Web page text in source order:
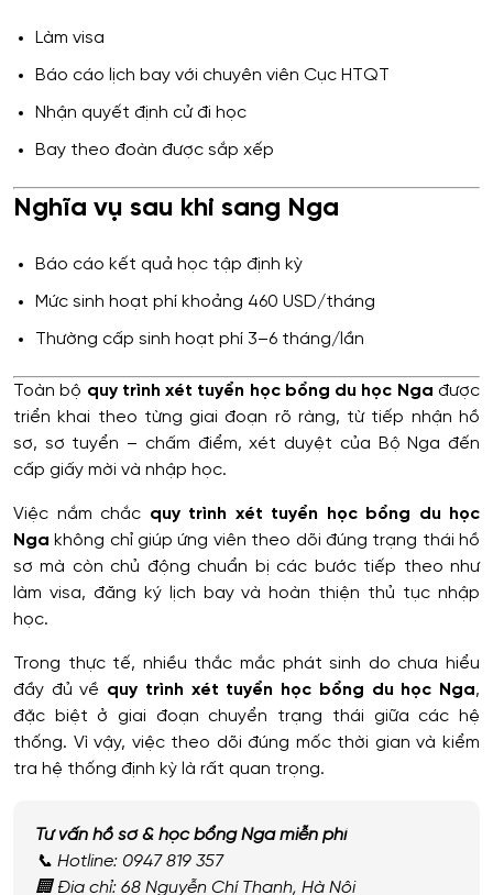
Làm visa
Báo cáo lịch bay với chuyên viên Cục HTQT
Nhận quyết định cử đi học
Bay theo đoàn được sắp xếp
Nghĩa vụ sau khi sang Nga
Báo cáo kết quả học tập định kỳ
Mức sinh hoạt phí khoảng 460 USD/tháng
Thường cấp sinh hoạt phí 3–6 tháng/lần
Toàn bộ quy trình xét tuyển học bổng du học Nga được
triển khai theo từng giai đoạn rõ ràng, từ tiếp nhận hồ
sơ, sơ tuyển – chấm điểm, xét duyệt của Bộ Nga đến
cấp giấy mời và nhập học.
Việc nắm chắc quy trình xét tuyển học bổng du học
Nga không chỉ giúp ứng viên theo dõi đúng trạng thái hồ
sơ mà còn chủ động chuẩn bị các bước tiếp theo như
làm visa, đăng ký lịch bay và hoàn thiện thủ tục nhập
học.
Trong thực tế, nhiều thắc mắc phát sinh do chưa hiểu
đầy đủ về quy trình xét tuyển học bổng du học Nga,
đặc biệt ở giai đoạn chuyển trạng thái giữa các hệ
thống. Vì vậy, việc theo dõi đúng mốc thời gian và kiểm
tra hệ thống định kỳ là rất quan trọng.
Tư vấn hồ sơ & học bổng Nga miễn phí
📞 Hotline: 0947 819 357
🏢 Địa chỉ: 68 Nguyễn Chí Thanh, Hà Nội